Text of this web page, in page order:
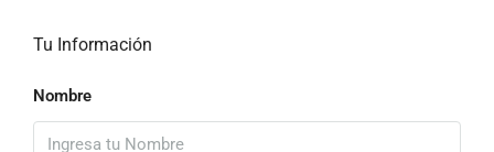
Tu Información
Nombre